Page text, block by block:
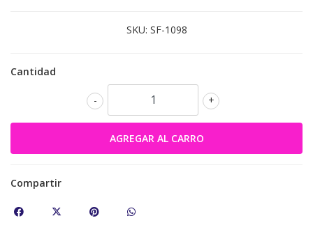
SKU: SF-1098
Cantidad
+
-
Compartir